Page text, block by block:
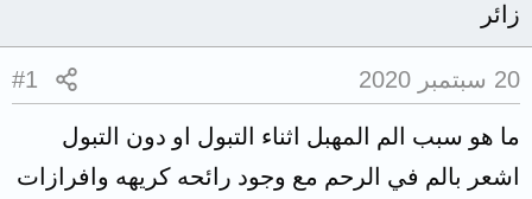
زائر
20 سبتمبر 2020 #1
ما هو سبب الم المهبل اثناء التبول او دون التبول
اشعر بالم في الرحم مع وجود رائحه كريهه وافرازات